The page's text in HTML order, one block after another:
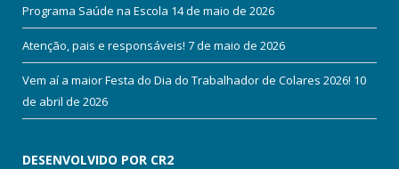
Programa Saúde na Escola 14 de maio de 2026
Atenção, pais e responsáveis! 7 de maio de 2026
Vem aí a maior Festa do Dia do Trabalhador de Colares 2026! 10
de abril de 2026
DESENVOLVIDO POR CR2